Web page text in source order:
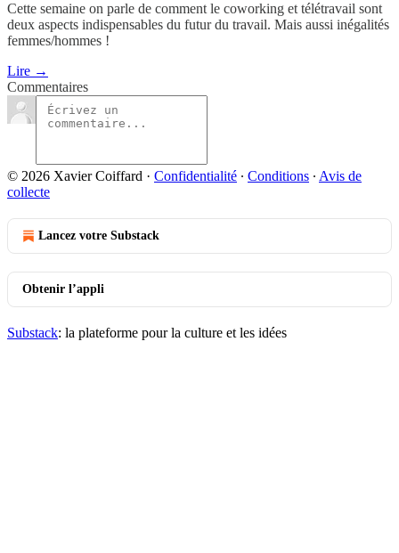
Cette semaine on parle de comment le coworking et télétravail sont
deux aspects indispensables du futur du travail. Mais aussi inégalités
femmes/hommes !
Lire →
Commentaires
© 2026 Xavier Coiffard · Confidentialité ∙ Conditions ∙ Avis de
collecte
Lancez votre Substack
Obtenir l’appli
Substack: la plateforme pour la culture et les idées